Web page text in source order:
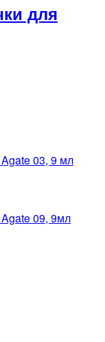
для
03, 9 мл
09, 9мл